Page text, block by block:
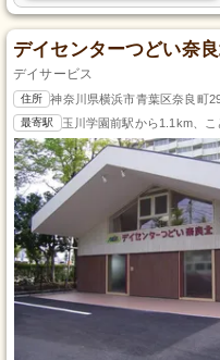
デイセンターつどい奈
デイサービス
住所 神奈川県横浜市青葉区奈良町
最寄駅 玉川学園前駅から1.1km、